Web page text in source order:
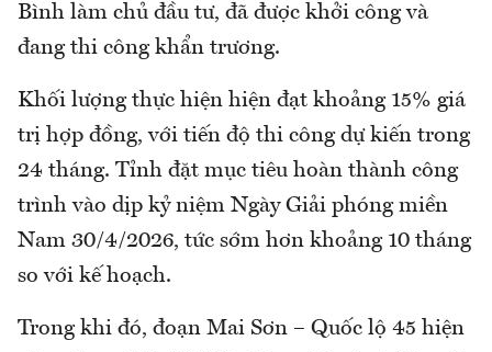
Bình làm chủ đầu tư, đã được khởi công và
đang thi công khẩn trương.
Khối lượng thực hiện hiện đạt khoảng 15% giá
trị hợp đồng, với tiến độ thi công dự kiến trong
24 tháng. Tỉnh đặt mục tiêu hoàn thành công
trình vào dịp kỷ niệm Ngày Giải phóng miền
Nam 30/4/2026, tức sớm hơn khoảng 10 tháng
so với kế hoạch.
Trong khi đó, đoạn Mai Sơn – Quốc lộ 45 hiện